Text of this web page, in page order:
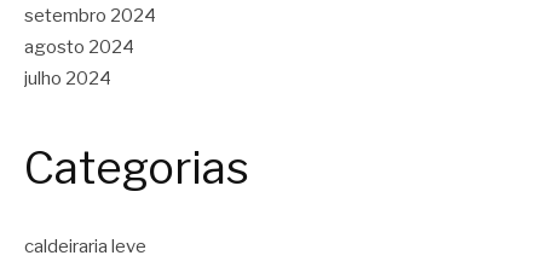
setembro 2024
agosto 2024
julho 2024
Categorias
caldeiraria leve